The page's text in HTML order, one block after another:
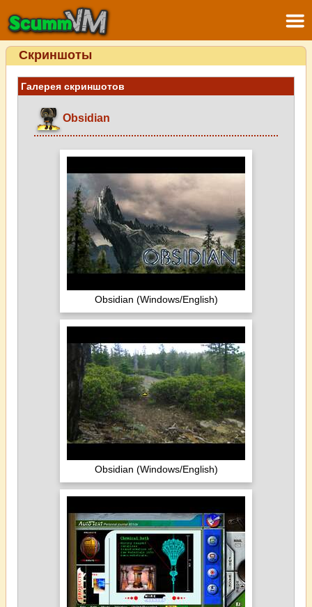
Скриншоты
Галерея скриншотов
Obsidian
Obsidian (Windows/English)
Obsidian (Windows/English)